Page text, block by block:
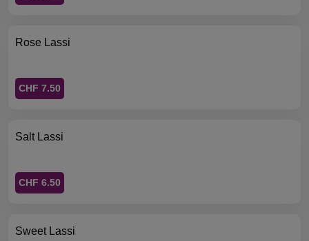
Rose Lassi
CHF 7.50
Salt Lassi
CHF 6.50
Sweet Lassi